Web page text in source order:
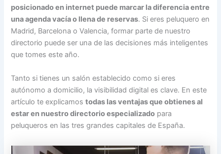
posicionado en internet puede marcar la diferencia entre
una agenda vacía o llena de reservas. Si eres peluquero en
Madrid, Barcelona o Valencia, formar parte de nuestro
directorio puede ser una de las decisiones más inteligentes
que tomes este año.
Tanto si tienes un salón establecido como si eres
autónomo a domicilio, la visibilidad digital es clave. En este
artículo te explicamostodas las ventajas que obtienes al
estar en nuestro directorio especializado para
peluqueros en las tres grandes capitales de España.